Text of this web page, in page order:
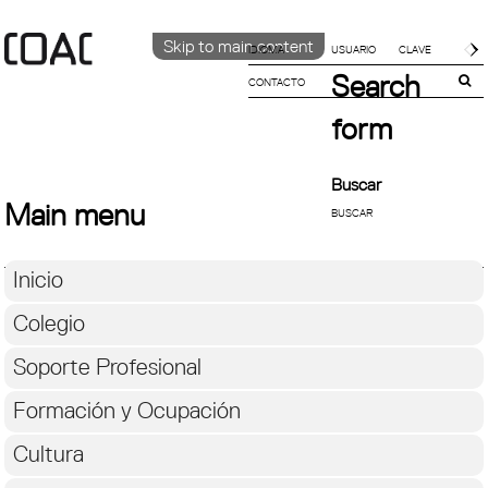
Skip to main content
IDIOMA
CATALÀ
CONTACTO
Search
form
Buscar
Main menu
Inicio
Colegio
Soporte Profesional
Formación y Ocupación
Cultura